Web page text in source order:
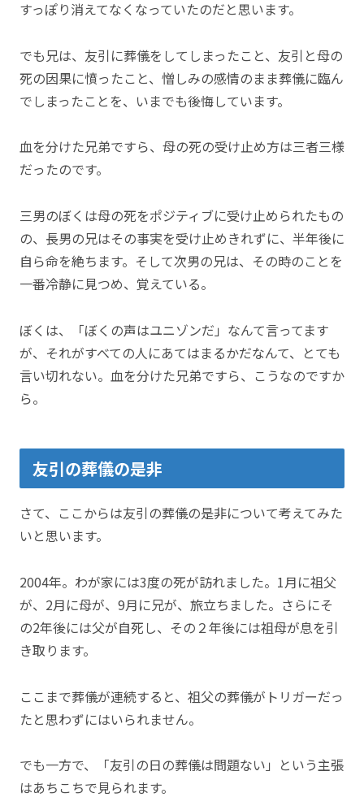
すっぽり消えてなくなっていたのだと思います。
でも兄は、友引に葬儀をしてしまったこと、友引と母の
死の因果に憤ったこと、憎しみの感情のまま葬儀に臨ん
でしまったことを、いまでも後悔しています。
血を分けた兄弟ですら、母の死の受け止め方は三者三様
だったのです。
三男のぼくは母の死をポジティブに受け止められたもの
の、長男の兄はその事実を受け止めきれずに、半年後に
自ら命を絶ちます。そして次男の兄は、その時のことを
一番冷静に見つめ、覚えている。
ぼくは、「ぼくの声はユニゾンだ」なんて言ってます
が、それがすべての人にあてはまるかだなんて、とても
言い切れない。血を分けた兄弟ですら、こうなのですか
ら。
友引の葬儀の是非
さて、ここからは友引の葬儀の是非について考えてみた
いと思います。
2004年。わが家には3度の死が訪れました。1月に祖父
が、2月に母が、9月に兄が、旅立ちました。さらにそ
の2年後には父が自死し、その２年後には祖母が息を引
き取ります。
ここまで葬儀が連続すると、祖父の葬儀がトリガーだっ
たと思わずにはいられません。
でも一方で、「友引の日の葬儀は問題ない」という主張
はあちこちで見られます。